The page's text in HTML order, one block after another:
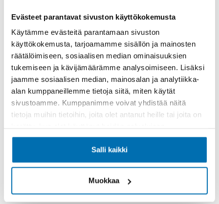
Evästeet parantavat sivuston käyttökokemusta
Käytämme evästeitä parantamaan sivuston
käyttökokemusta, tarjoamamme sisällön ja mainosten
räätälöimiseen, sosiaalisen median ominaisuuksien
tukemiseen ja kävijämäärämme analysoimiseen. Lisäksi
jaamme sosiaalisen median, mainosalan ja analytiikka-
alan kumppaneillemme tietoja siitä, miten käytät
sivustoamme. Kumppanimme voivat yhdistää näitä
tietoja muihin tietoihin, joita olet antanut heille tai joita on
Salli kaikki
Muokkaa
varustetasoilla, kuten Active, Ambition ja Style.
Korkeammissa varusteluissa korostuvat mukavuus ja
käytännöllisyys. Kosketusnäyttöinen infotainment
järjestelmä, Bluetooth yhteys, Apple CarPlay ja
Android Auto parantavat arjen ajokokemusta.
Lämmitettävät istuimet, ilmastointi ja
monitoimiohjauspyörä lisäävät ajomukavuutta
erityisesti talviolosuhteissa.
sisustusratkaisut nostavat kokonaisuuden ilmettä.
Käytetty Skoda Fabia ei ole pelkkä perusauto, vaan
moderni ja varusteltu kokonaisuus, joka vastaa tämän